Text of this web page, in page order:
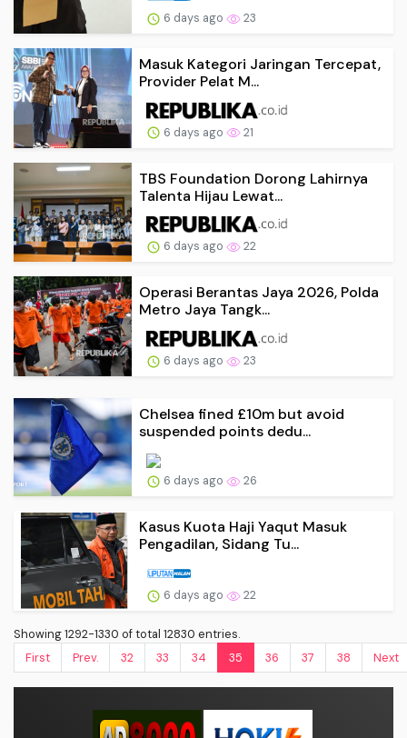
6 days ago 23
Masuk Kategori Jaringan Tercepat,
Provider Pelat M...
6 days ago 21
TBS Foundation Dorong Lahirnya
Talenta Hijau Lewat...
6 days ago 22
Operasi Berantas Jaya 2026, Polda
Metro Jaya Tangk...
6 days ago 23
Chelsea fined £10m but avoid
suspended points dedu...
6 days ago 26
Kasus Kuota Haji Yaqut Masuk
Pengadilan, Sidang Tu...
6 days ago 22
Showing 1292-1330 of total 12830 entries.
First
Prev. 32 33 34 35 36 37 38 Next